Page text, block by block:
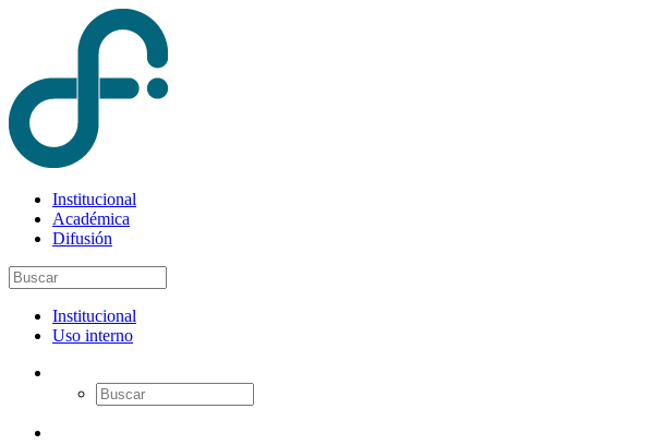
Institucional
Académica
Difusión
Institucional
Uso interno